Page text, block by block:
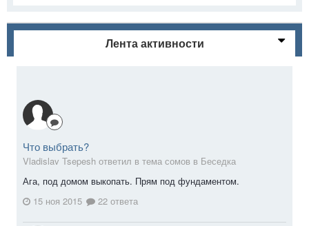
Лента активности
Что выбрать?
Vladislav Tsepesh ответил в тема сомов в Беседка
Ага, под домом выкопать. Прям под фундаментом.
15 ноя 2015
22 ответа